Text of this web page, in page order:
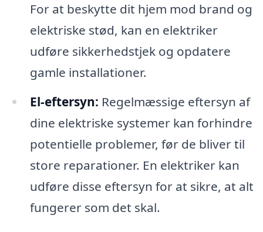
For at beskytte dit hjem mod brand og
elektriske stød, kan en elektriker
udføre sikkerhedstjek og opdatere
gamle installationer.
El-eftersyn: Regelmæssige eftersyn af
dine elektriske systemer kan forhindre
potentielle problemer, før de bliver til
store reparationer. En elektriker kan
udføre disse eftersyn for at sikre, at alt
fungerer som det skal.